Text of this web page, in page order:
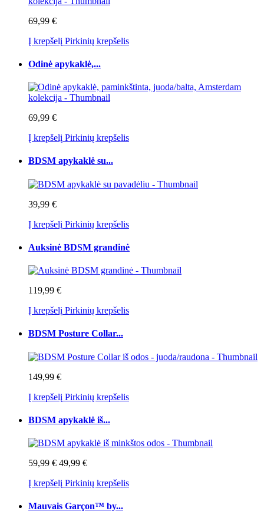
69,99 €
Į krepšelį Pirkinių krepšelis
Odinė apykaklė,...
69,99 €
Į krepšelį Pirkinių krepšelis
BDSM apykaklė su...
39,99 €
Į krepšelį Pirkinių krepšelis
Auksinė BDSM grandinė
119,99 €
Į krepšelį Pirkinių krepšelis
BDSM Posture Collar...
149,99 €
Į krepšelį Pirkinių krepšelis
BDSM apykaklė iš...
59,99 € 49,99 €
Į krepšelį Pirkinių krepšelis
Mauvais Garçon™ by...